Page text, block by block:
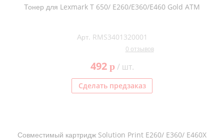
Ленточные картриджи
Тонер для Lexmark T 650/ E260/E360/E460 Gold ATM
Арт. RMS3401320001
0 отзывов
492 p/ шт.
Сделать предзаказ
Совместимый картридж Solution Print E260/ E360/ E460X